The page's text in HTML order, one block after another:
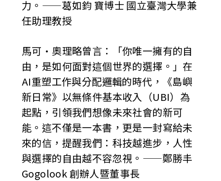
力。——葛如鈞 寶博士 國立臺灣大學兼
任助理教授
馬可•奧理略曾言：「你唯一擁有的自
由，是如何面對這個世界的選擇。」在
AI重塑工作與分配邏輯的時代，《島嶼
新日常》以無條件基本收入（UBI）為
起點，引領我們想像未來社會的新可
能。這不僅是一本書，更是一封寫給未
來的信，提醒我們：科技越進步，人性
與選擇的自由越不容忽視。——鄭勝丰
Gogolook 創辦人暨董事長